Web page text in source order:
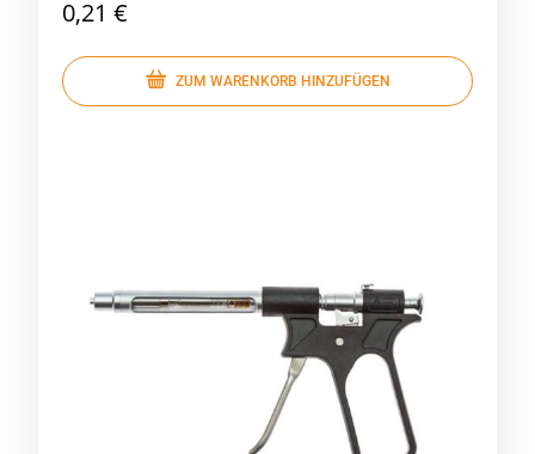
0,21 €
ZUM WARENKORB HINZUFÜGEN